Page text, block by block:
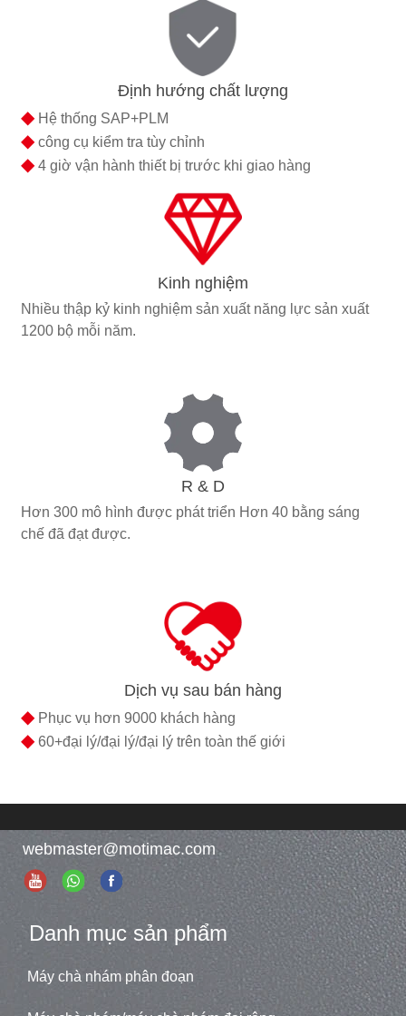
Định hướng chất lượng
◆Hệ thống SAP+PLM
◆công cụ kiểm tra tùy chỉnh
◆4 giờ vận hành thiết bị trước khi giao hàng
Kinh nghiệm
Nhiều thập kỷ kinh nghiệm sản xuất năng lực sản xuất
1200 bộ mỗi năm.
R & D
Hơn 300 mô hình được phát triển Hơn 40 bằng sáng
chế đã đạt được.
Dịch vụ sau bán hàng
◆Phục vụ hơn 9000 khách hàng
◆60+đại lý/đại lý/đại lý trên toàn thế giới
webmaster@motimac.com
Danh mục sản phẩm
Máy chà nhám phân đoạn